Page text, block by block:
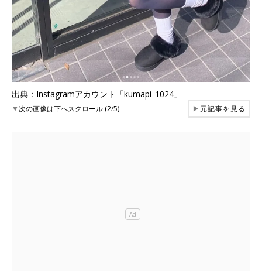
出典：Instagramアカウント「kumapi_1024」
▼次の画像は下へスクロール (2/5) ▶元記事を見る